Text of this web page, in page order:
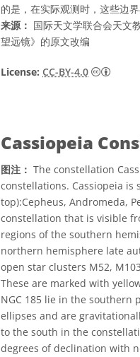
的是，在实际观测时，这些边
来源： 国际天文学联合会天文
望远镜》的原文改编
License: CC-BY-4.0 知识
Cassiopeia
图注： The constellation
constellations. Cassiopeia
top):Cepheus, Andromeda,
constellation that is visible
regions of the southern
northern hemisphere late
open star clusters M52,
These are marked with
NGC 185 lie in the southern
ellipses and are
to the south in the
degrees of declination with